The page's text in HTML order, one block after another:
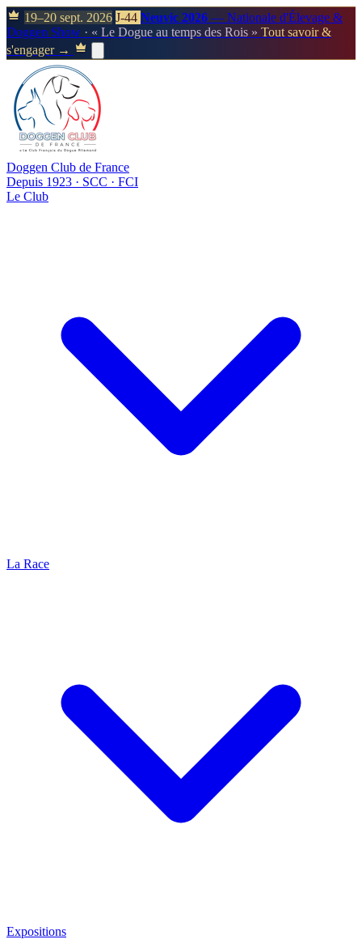
19–20 sept. 2026 J-44 Neuvic 2026 — Nationale d'Élevage &
Doggen Show · « Le Dogue au temps des Rois » Tout savoir &
s'engager →
Doggen Club de France
Depuis 1923 · SCC · FCI
Le Club
La Race
Expositions